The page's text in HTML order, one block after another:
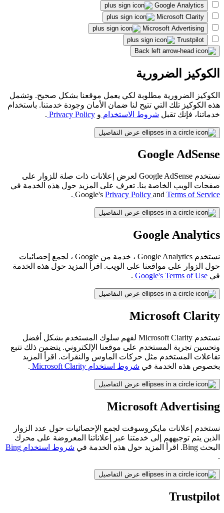
Google Analytics
Microsoft Clarity
Microsoft Advertising
Trustpilot
الكوكيز الضرورية
الكوكيز الضرورية مطلوبة لكي يعمل موقعنا بشكل صحيح. وتشمل
هذه الكوكيز تلك التي تتيح لنا ضمان الأمان وجودة خدمتنا. باستخدام
خدماتنا، فإنك تقبل شروط الاستخدام و Privacy Policy
.
Google AdSense
نستخدم Google AdSense لعرض إعلانات ذات صلة للزوار على
صفحات الويب الخاصة بنا. تعرف على المزيد حول هذه الخدمة في
Google's Privacy Policy and Terms of Service
.
Google Analytics
نستخدم Google Analytics ، خدمة من Google ، لجمع إحصائيات
حول الزوار على مواقعنا على الويب. اقرأ المزيد حول هذه الخدمة
في Google's Terms of Use
.
Microsoft Clarity
نستخدم Microsoft Clarity لفهم سلوك المستخدم بشكل أفضل
وتحسين تجربة المستخدم على موقعنا الإلكتروني. يتضمن ذلك تتبع
تفاعلات المستخدم مثل حركات الماوس والنقرات. اقرأ المزيد
بخصوص هذه الخدمة في شروط استخدام Microsoft Clarity .
Microsoft Advertising
نستخدم إعلانات مايكروسوفت لجمع الإحصائيات حول عدد الزوار
الذين يتم توجيههم إلى خدمتنا عبر إعلاناتنا المعروضة على محرك
البحث Bing. اقرأ المزيد حول هذه الخدمة في
شروط استخدام Bing
.
Trustpilot